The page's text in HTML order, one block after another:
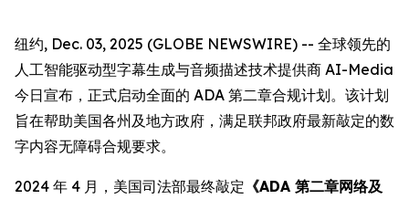
纽约, Dec. 03, 2025 (GLOBE NEWSWIRE) -- 全球领先的
人工智能驱动型字幕生成与音频描述技术提供商 AI-Media
今日宣布，正式启动全面的 ADA 第二章合规计划。该计划
旨在帮助美国各州及地方政府，满足联邦政府最新敲定的数
字内容无障碍合规要求。
2024 年 4 月，美国司法部最终敲定 《ADA 第二章网络及